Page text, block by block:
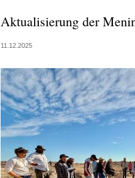
Aktualisierung der
11.12.2025